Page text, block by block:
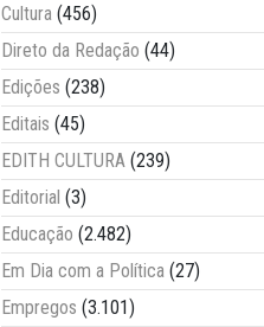
Cultura (456)
Direto da Redação (44)
Edições (238)
Editais (45)
EDITH CULTURA (239)
Editorial (3)
Educação (2.482)
Em Dia com a Política (27)
Empregos (3.101)